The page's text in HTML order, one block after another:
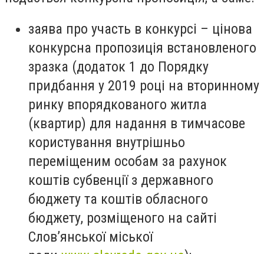
заява про участь в конкурсі – цінова
конкурсна пропозиція встановленого
зразка (додаток 1 до Порядку
придбання у 2019 році на вторинному
ринку впорядкованого житла
(квартир) для надання в тимчасове
користування внутрішньо
переміщеним особам за рахунок
коштів субвенції з державного
бюджету та коштів обласного
бюджету, розміщеного на сайті
Слов’янської міської